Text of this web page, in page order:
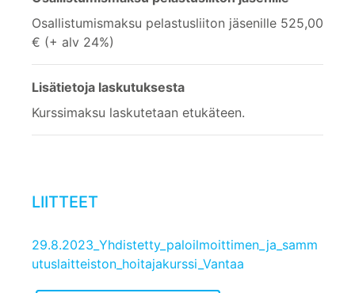
Osallistumismaksu pelastusliiton jäsenille 525,00
€ (+ alv 24%)
Lisätietoja laskutuksesta
Kurssimaksu laskutetaan etukäteen.
LIITTEET
29.8.2023_Yhdistetty_paloilmoittimen_ja_samm
utuslaitteiston_hoitajakurssi_Vantaa